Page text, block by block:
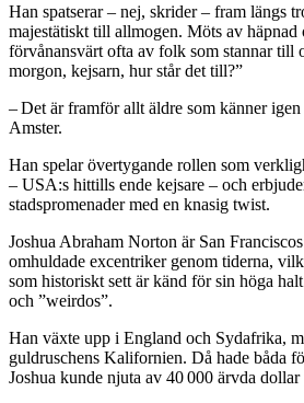
Han spatserar – nej, skrider – fram längs
majestätiskt till allmogen. Möts av häpnad
förvånansvärt ofta av folk som stannar till
morgon, kejsarn, hur står det till?”
– Det är framför allt äldre som känner igen
Amster.
Han spelar övertygande rollen som
– USA:s hittills ende kejsare – och
stadspromenader med en knasig twist.
Joshua Abraham Norton är San
omhuldade excentriker genom tiderna,
som historiskt sett är känd för sin höga
och ”weirdos”.
Han växte upp i England och Sydafrika,
guldruschens Kalifornien. Då hade båda
Joshua kunde njuta av 40 000 ärvda